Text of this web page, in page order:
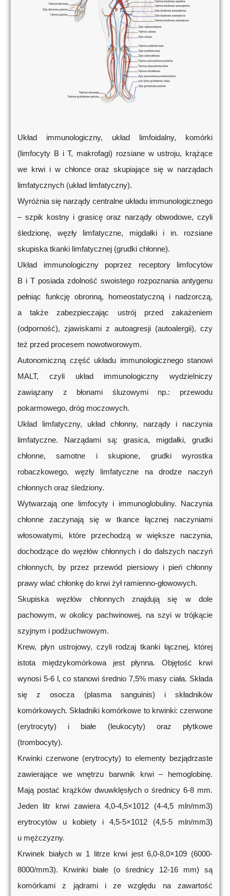
Układ immunologiczny, układ limfoidalny, komórki
(limfocyty B i T, makrofagi) rozsiane w ustroju, krążące
we krwi i w chłonce oraz skupiające się w narządach
limfatycznych (układ limfatyczny).
Wyróżnia się narządy centralne układu immunologicznego
– szpik kostny i grasicę oraz narządy obwodowe, czyli
śledzionę, węzły limfatyczne, migdałki i in. rozsiane
skupiska tkanki limfatycznej (grudki chłonne).
Układ immunologiczny poprzez receptory limfocytów
B i T posiada zdolność swoistego rozpoznania antygenu
pełniąc funkcję obronną, homeostatyczną i nadzorczą,
a także zabezpieczając ustrój przed zakażeniem
(odporność), zjawiskami z autoagresji (autoalergii), czy
też przed procesem nowotworowym.
Autonomiczną część układu immunologicznego stanowi
MALT, czyli układ immunologiczny wydzielniczy
zawiązany z błonami śluzowymi np.: przewodu
pokarmowego, dróg moczowych.
Układ limfatyczny, układ chłonny, narządy i naczynia
limfatyczne. Narządami są: grasica, migdałki, grudki
chłonne, samotne i skupione, grudki wyrostka
robaczkowego, węzły limfatyczne na drodze naczyń
chłonnych oraz śledziony.
Wytwarzają one limfocyty i immunoglobuliny. Naczynia
chłonne zaczynają się w tkance łącznej naczyniami
włosowatymi, które przechodzą w większe naczynia,
dochodzące do węzłów chłonnych i do dalszych naczyń
chłonnych, by przez przewód piersiowy i pień chłonny
prawy wlać chłonkę do krwi żył ramienno-głowowych.
Skupiska węzłów chłonnych znajdują się w dole
pachowym, w okolicy pachwinowej, na szyi w trójkącie
szyjnym i podżuchwowym.
Krew, płyn ustrojowy, czyli rodzaj tkanki łącznej, której
istota międzykomórkowa jest płynna. Objętość krwi
wynosi 5-6 l, co stanowi średnio 7,5% masy ciała. Składa
się z osocza (plasma sanguinis) i składników
komórkowych. Składniki komórkowe to krwinki: czerwone
(erytrocyty) i białe (leukocyty) oraz płytkowe
(trombocyty).
Krwinki czerwone (erytrocyty) to elementy bezjądrzaste
zawierające we wnętrzu barwnik krwi – hemoglobinę.
Mają postać krążków dwuwklęsłych o średnicy 6-8 mm.
Jeden litr krwi zawiera 4,0-4,5×1012 (4-4,5 mln/mm3)
erytrocytów u kobiety i 4,5-5×1012 (4,5-5 mln/mm3)
u mężczyzny.
Krwinek białych w 1 litrze krwi jest 6,0-8,0×109 (6000-
8000/mm3). Krwinki białe (o średnicy 12-16 mm) są
komórkami z jądrami i ze względu na zawartość